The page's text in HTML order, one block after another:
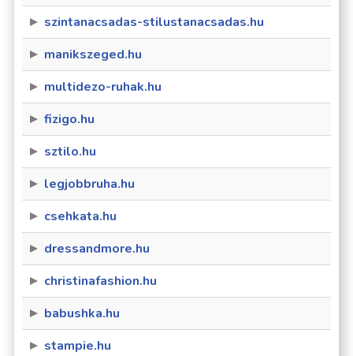
szintanacsadas-stilustanacsadas.hu
manikszeged.hu
multidezo-ruhak.hu
fizigo.hu
sztilo.hu
legjobbruha.hu
csehkata.hu
dressandmore.hu
christinafashion.hu
babushka.hu
stampie.hu